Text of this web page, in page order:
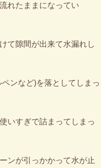
れたままになってい
て隙間が出来て水漏れし
ンなど)を落としてしまっ
いすぎで詰まってしまっ
ンが引っかかって水が止